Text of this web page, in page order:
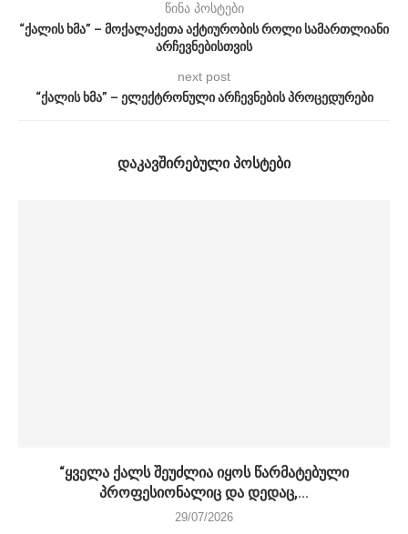
წინა პოსტები
“ქალის ხმა” – მოქალაქეთა აქტიურობის როლი სამართლიანი
არჩევნებისთვის
next post
“ქალის ხმა” – ელექტრონული არჩევნების პროცედურები
ᲓᲐᲙᲐᲕᲨᲘᲠᲔᲑᲣᲚᲘ ᲞᲝᲡᲢᲔᲑᲘ
“ყველა ქალს შეუძლია იყოს წარმატებული
პროფესიონალიც და დედაც,...
29/07/2026